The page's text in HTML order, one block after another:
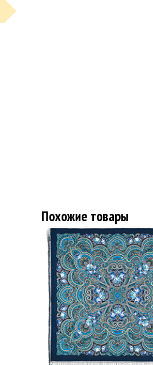
Похожие товары